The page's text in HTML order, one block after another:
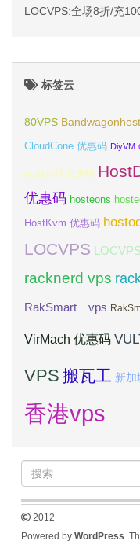
LOCVPS:全场8折/充
标签云
80VPS Bandwagonhost
CloudCone 优惠码 DiyVM
edgeNAT 优惠码
优惠码 hosteons
HostKvm 优惠码
LOCVPS
racknerd vps
RakSmart vps
VirMach 优惠码
VPS 搬瓦工 新加
香港vps
2012
Powered by WordPress.